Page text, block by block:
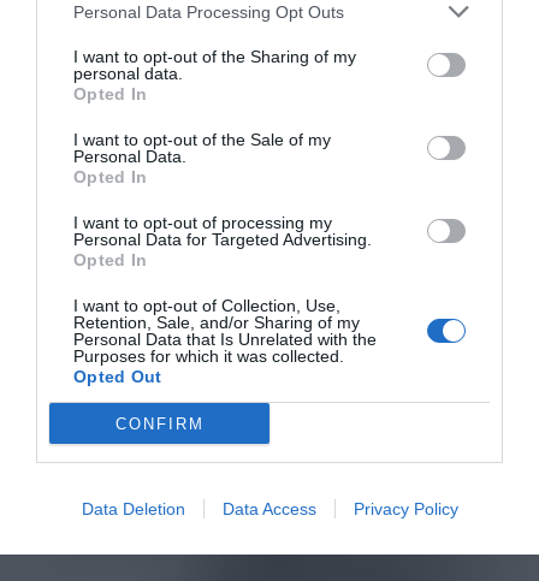
Personal Data Processing Opt Outs
I want to opt-out of the Sharing of my
personal data.
Opted In
I want to opt-out of the Sale of my
Personal Data.
Opted In
I want to opt-out of processing my
Personal Data for Targeted Advertising.
Opted In
I want to opt-out of Collection, Use,
Retention, Sale, and/or Sharing of my
Personal Data that Is Unrelated with the
Purposes for which it was collected.
Opted Out
CONFIRM
Data Deletion Data Access Privacy Policy